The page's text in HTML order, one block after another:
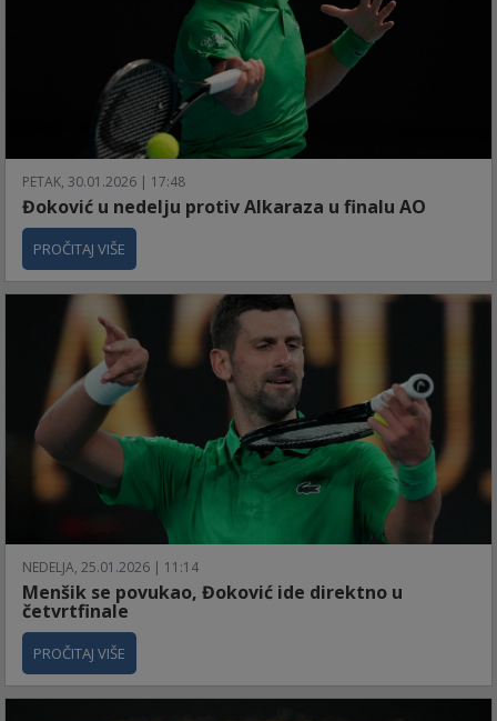
PETAK, 30.01.2026 | 17:48
Đoković u nedelju protiv Alkaraza u finalu AO
PROČITAJ VIŠE
NEDELJA, 25.01.2026 | 11:14
Menšik se povukao, Đoković ide direktno u
četvrtfinale
PROČITAJ VIŠE